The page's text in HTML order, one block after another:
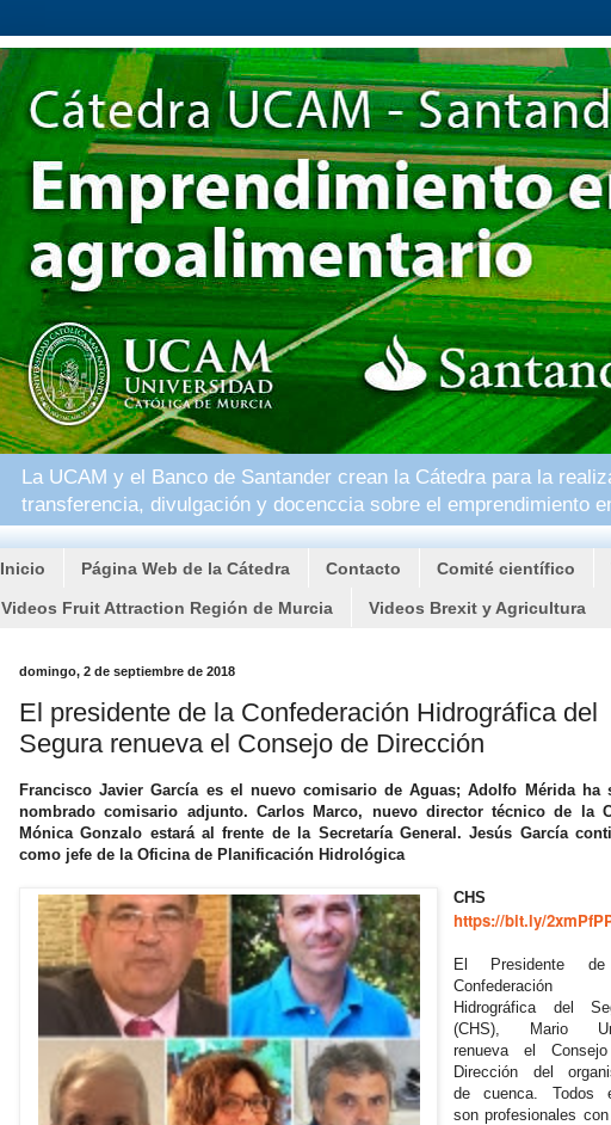
La UCAM y el Banco de Santander crean la Cátedra para la
transferencia, divulgación y docenccia sobre el emprendimiento
Inicio Página Web de la Cátedra Contacto Comité científico
Videos Fruit Attraction Región de Murcia Videos Brexit y Agricultura
domingo, 2 de septiembre de 2018
El presidente de la Confederación Hidrográfica del
Segura renueva el Consejo de Dirección
Francisco Javier García es el nuevo comisario de Aguas; Adolfo Mérida ha
nombrado comisario adjunto. Carlos Marco, nuevo director técnico de la
Mónica Gonzalo estará al frente de la Secretaría General. Jesús García
como jefe de la Oficina de Planificación Hidrológica
CHS
https://bit.ly/
El Presidente
Confederación
Hidrográfica del
(CHS), Mario
renueva el
Dirección del
de cuenca. Todos
son profesionales